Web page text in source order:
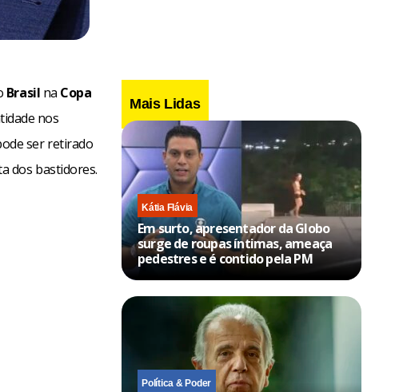
Brasil na Copa
nos
ser retirado
dos bastidores.
Mais Lidas
Kátia Flávia
Em surto, apresentador da Globo
surge de roupas íntimas, ameaça
pedestres e é contido pela PM
Política & Poder